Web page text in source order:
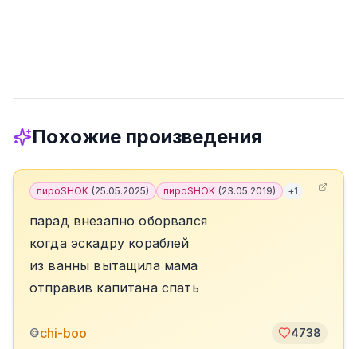
Похожие произведения
пироSHOK (25.05.2025) пироSHOK (23.05.2019) +1
парад внезапно оборвался
когда эскадру кораблей
из ванны вытащила мама
отправив капитана спать
©chi-boo 4738